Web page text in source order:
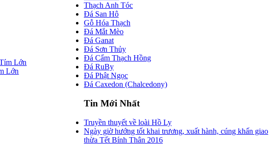
Lớn
Thạch Anh Tóc
Đá San Hô
Gỗ Hóa Thạch
Đá Mắt Mèo
Đá Ganat
Đá Sơn Thủy
Đá Cẩm Thạch Hồng
Đá RuBy
Đá Phật Ngọc
Đá Caxedon (Chalcedony)
Tin Mới Nhất
Truyền thuyết về loài Hồ Ly
Ngày giờ hướng tốt khai trương, xuất hành, cúng khấn giao
thừa Tết Bính Thân 2016